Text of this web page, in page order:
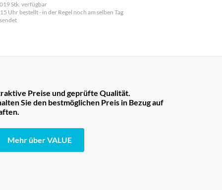
Stk. verfügbar
Uhr bestellt - in der Regel noch am selben Tag
Preise und geprüfte Qualität.
Sie den bestmöglichen Preis in Bezug auf
Mehr über VALUE